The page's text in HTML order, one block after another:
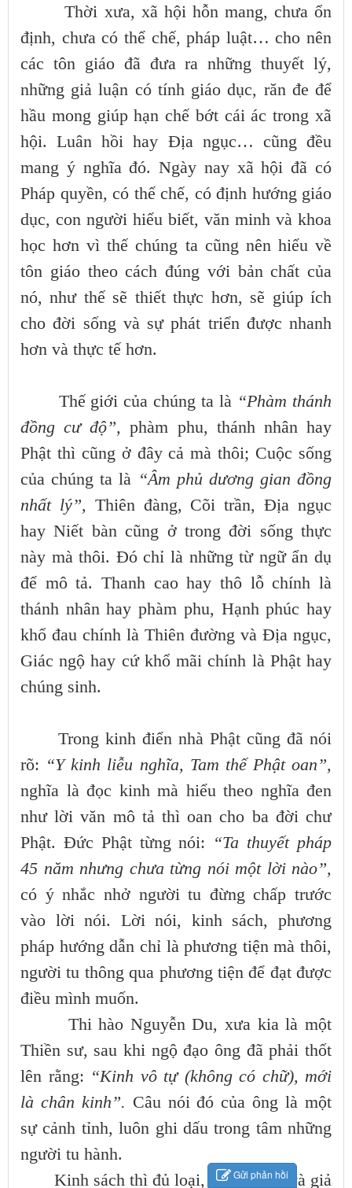
Thời xưa, xã hội hỗn mang, chưa ổn
định, chưa có thể chế, pháp luật… cho nên
các tôn giáo đã đưa ra những thuyết lý,
những giả luận có tính giáo dục, răn đe để
hầu mong giúp hạn chế bớt cái ác trong xã
hội. Luân hồi hay Địa ngục… cũng đều
mang ý nghĩa đó. Ngày nay xã hội đã có
Pháp quyền, có thể chế, có định hướng giáo
dục, con người hiểu biết, văn minh và khoa
học hơn vì thế chúng ta cũng nên hiểu về
tôn giáo theo cách đúng với bản chất của
nó, như thế sẽ thiết thực hơn, sẽ giúp ích
cho đời sống và sự phát triển được nhanh
hơn và thực tế hơn.
Thế giới của chúng ta là “Phàm thánh
đồng cư độ”, phàm phu, thánh nhân hay
Phật thì cũng ở đây cả mà thôi; Cuộc sống
của chúng ta là “Âm phủ dương gian đồng
nhất lý”, Thiên đàng, Cõi trần, Địa ngục
hay Niết bàn cũng ở trong đời sống thực
này mà thôi. Đó chỉ là những từ ngữ ẩn dụ
để mô tả. Thanh cao hay thô lỗ chính là
thánh nhân hay phàm phu, Hạnh phúc hay
khổ đau chính là Thiên đường và Địa ngục,
Giác ngộ hay cứ khổ mãi chính là Phật hay
chúng sinh.
Trong kinh điển nhà Phật cũng đã nói
rõ: “Y kinh liễu nghĩa, Tam thế Phật oan”,
nghĩa là đọc kinh mà hiểu theo nghĩa đen
như lời văn mô tả thì oan cho ba đời chư
Phật. Đức Phật từng nói: “Ta thuyết pháp
45 năm nhưng chưa từng nói một lời nào”,
có ý nhắc nhở người tu đừng chấp trước
vào lời nói. Lời nói, kinh sách, phương
pháp hướng dẫn chỉ là phương tiện mà thôi,
người tu thông qua phương tiện để đạt được
điều mình muốn.
Thi hào Nguyễn Du, xưa kia là một
Thiền sư, sau khi ngộ đạo ông đã phải thốt
lên rằng: “Kinh vô tự (không có chữ), mới
là chân kinh”. Câu nói đó của ông là một
sự cảnh tỉnh, luôn ghi dấu trong tâm những
người tu hành.
Kinh sách thì đủ loại, chính kinh và giả
Gửi phản hồi